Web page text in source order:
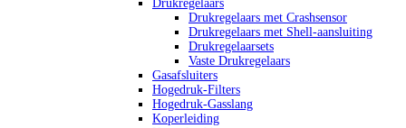
Drukregelaars
Drukregelaars met Crashsensor
Drukregelaars met Shell-aansluiting
Drukregelaarsets
Vaste Drukregelaars
Gasafsluiters
Hogedruk-Filters
Hogedruk-Gasslang
Koperleiding